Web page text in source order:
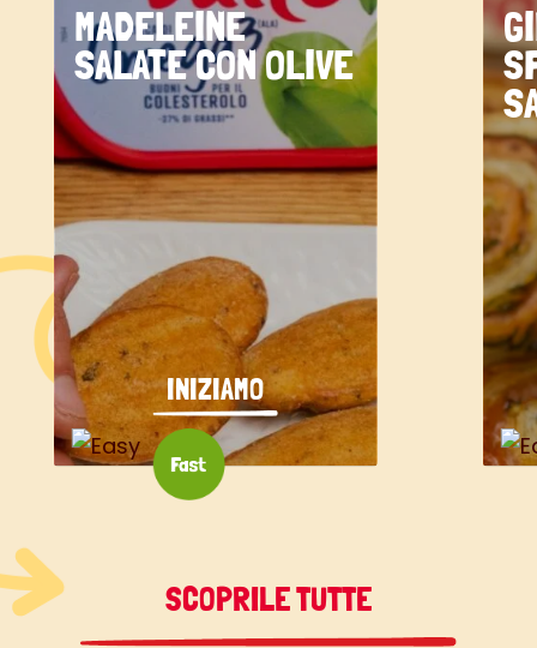
MADELEINE
SALATE CON OLIVE
INIZIAMO
SCOPRILE TUTTE